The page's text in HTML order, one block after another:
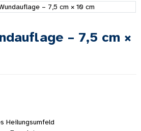
– 7,5 cm ×
Heilungsumfeld